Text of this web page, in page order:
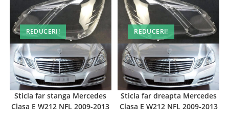
REDUCERI!
Sticla far stanga Mercedes
Clasa E W212 NFL 2009-2013
REDUCERI!
Sticla far dreapta Mercedes
Clasa E W212 NFL 2009-2013